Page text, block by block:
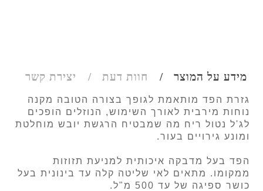
מידע על המוצר חוות דעת יצירת קשר
גזרת הפד מותאמת לגופך בצורה הטובה מקנה
נוחות מירבית לאורך השימוש, הנוזלים הופכים
לג'ל נטול ריח מה שמבטיח הרגשת יובש מוחלטת
ומונע גירויים בעור.
הפד בעל מדבקה איכותית למניעת תזוזות
ממקומו. מתאים לאי שליטה קלה עד בינונית בעל
כושר ספיגה של עד 500 מ"ל.